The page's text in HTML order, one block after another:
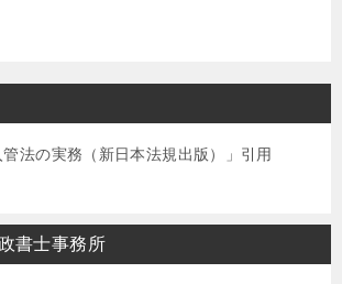
法の実務（新日本法規出版）」引用
書士事務所